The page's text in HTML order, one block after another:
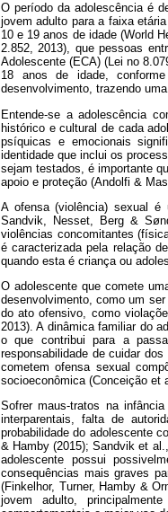
O período da adolescência é
jovem adulto para a faixa
10 e 19 anos de idade (World
2.852, 2013), que pessoas
Adolescente (ECA) (Lei no
18 anos de idade,
desenvolvimento, trazendo
Entende-se a adolescência
histórico e cultural de cada
psíquicas e emocionais
identidade que inclui os
sejam testados, é importante
apoio e proteção (Andolfi &
A ofensa (violência) sexual é
Sandvik, Nesset, Berg &
violências concomitantes
é caracterizada pela relação
quando esta é criança ou
O adolescente que comete
desenvolvimento, como um
do ato ofensivo, como
2013). A dinâmica familiar do
o que contribui para a
responsabilidade de cuidar
cometem ofensa sexual
socioeconômica (Conceição et
Sofrer maus-tratos na
interparentais, falta de
probabilidade do adolescente
& Hamby (2015); Sandvik et
adolescente possui
consequências mais graves
(Finkelhor, Turner, Hamby &
jovem adulto,